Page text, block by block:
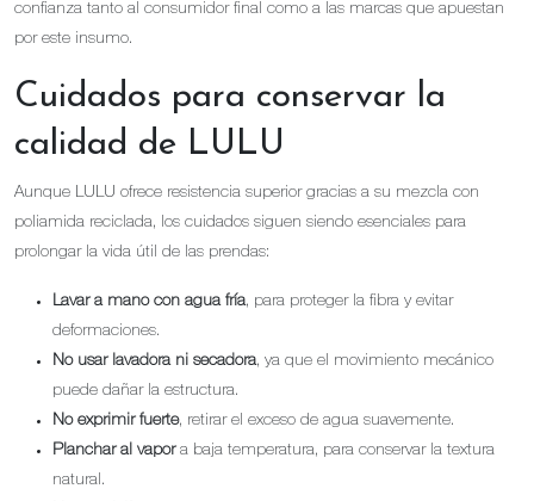
confianza tanto al consumidor final como a las marcas que apuestan
por este insumo.
Cuidados para conservar la
calidad de LULU
Aunque LULU ofrece resistencia superior gracias a su mezcla con
poliamida reciclada, los cuidados siguen siendo esenciales para
prolongar la vida útil de las prendas:
Lavar a mano con agua fría, para proteger la fibra y evitar
deformaciones.
No usar lavadora ni secadora, ya que el movimiento mecánico
puede dañar la estructura.
No exprimir fuerte, retirar el exceso de agua suavemente.
Planchar al vapora baja temperatura, para conservar la textura
natural.